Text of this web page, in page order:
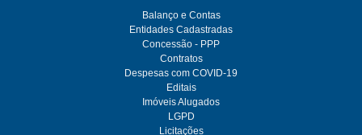
Balanço e Contas
Entidades Cadastradas
Concessão - PPP
Contratos
Despesas com COVID-19
Editais
Imóveis Alugados
LGPD
Licitações